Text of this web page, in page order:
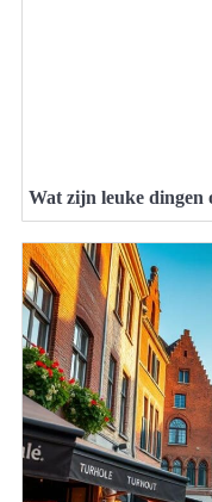
Wat zijn leuke dingen